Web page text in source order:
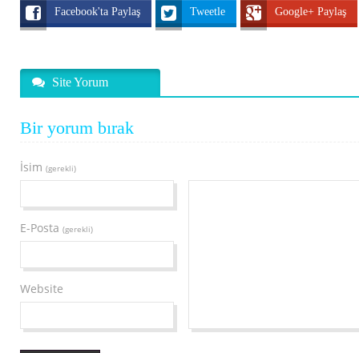
Facebook'ta Paylaş Tweetle Google+ Paylaş
Site Yorum
Bir yorum bırak
İsim (gerekli)
E-Posta (gerekli)
Website